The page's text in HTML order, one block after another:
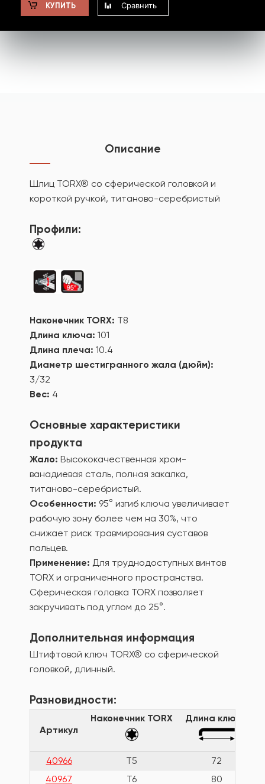
КУПИТЬ Сравнить
Описание
Шлиц TORX® со сферической головкой и
короткой ручкой, титаново-серебристый
Профили:
Наконечник TORX: T8
Длина ключа: 101
Длина плеча: 10.4
Диаметр шестигранного жала (дюйм):
3/32
Вес: 4
Основные характеристики
продукта
Жало: Высококачественная хром-
ванадиевая сталь, полная закалка,
титаново-серебристый.
Особенности: 95° изгиб ключа увеличивает
рабочую зону более чем на 30%, что
снижает риск травмирования суставов
пальцев.
Применение: Для труднодоступных винтов
TORX и ограниченного пространства.
Сферическая головка TORX позволяет
закручивать под углом до 25°.
Дополнительная информация
Штифтовой ключ TORX® со сферической
головкой, длинный.
Разновидности:
Артикул
Наконечник TORX Длина ключа
40966 T5
72
40967
T6 80